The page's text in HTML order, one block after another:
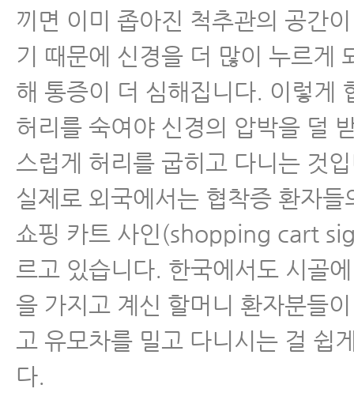
- 척추협착증수술 부작용-척추수
- 척추협착증 한방치료 비용, 비싸
- 협착증 치료, 이런 분들일수록
좋다
- 협착증이 아닌 디스크 환자가 협
하는 경우가 많이 늘고 있다
- 협착증 한방치료로 신경압박이
이는 증거가 있습니다
- 척추협착증 한방치료비용과 실
는 법
끼면 이미 좁아진 척추관의 공간
기 때문에 신경을 더 많이 누르게
해 통증이 더 심해집니다. 이렇게
허리를 숙여야 신경의 압박을 덜
스럽게 허리를 굽히고 다니는 것
실제로 외국에서는 협착증 환자들
쇼핑 카트 사인(shopping cart
르고 있습니다. 한국에서도 시골
을 가지고 계신 할머니 환자분들
고 유모차를 밀고 다니시는 걸 쉽
다.